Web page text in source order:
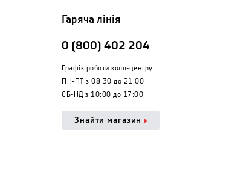
Гаряча лінія
0 (800) 402 204
Графік роботи колл-центру
ПН-ПТ з 08:30 до 21:00
СБ-НД з 10:00 до 17:00
Знайти магазин